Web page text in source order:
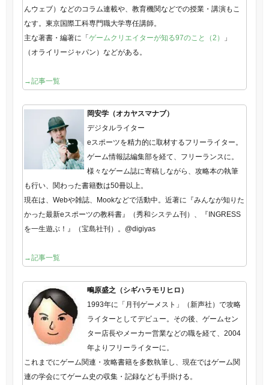
んウェブ）などのコラム連載や、教育機関などでの授業・講演もこ
なす。東京国際工科専門職大学専任講師。
主な著書・編著に「ゲームクリエイターが知る97のこと（2）
」
（オライリージャパン）などがある。
→記事一覧
岡安学（オカヤスマナブ）
デジタルライター
eスポーツを精力的に取材するフリーライター。
ゲーム情報誌編集部を経て、フリーランスに。
様々なゲーム誌に寄稿しながら、攻略本の執筆
も行い、関わった書籍数は50冊以上。
現在は、Webや雑誌、Mookなどで活動中。近著に『みんなが知りた
かった最新eスポーツの教科書』（秀和システム刊）、『INGRESS
を一生遊ぶ！』（宝島社刊）。@digiyas
→記事一覧
鴫原盛之（シギハラモリヒロ）
1993年に「月刊ゲーメスト」（新声社）で攻略
ライターとしてデビュー。その後、ゲームセン
ター店長やメーカー営業などの職を経て、2004
年よりフリーライターに。
これまでにゲーム関連・攻略書籍を多数執筆し、現在ではゲーム関
連の学会にてゲーム史の収集・記録なども手掛ける。